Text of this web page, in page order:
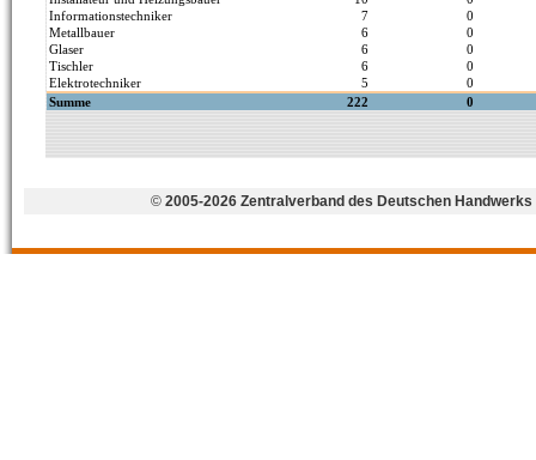
© 2005-2026 Zentralverband des Deutschen Handwerks